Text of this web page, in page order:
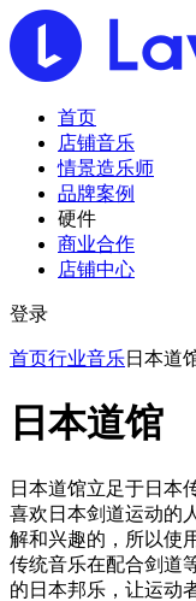
首页
店铺音乐
情景造乐师
品牌案例
硬件
商业合作
店铺中心
登录
首页行业音乐日本道
日本道馆
日本道馆立足于日本
喜欢日本剑道运动的
解和兴趣的，所以使
传统音乐在配合剑道
的日本邦乐，让运动